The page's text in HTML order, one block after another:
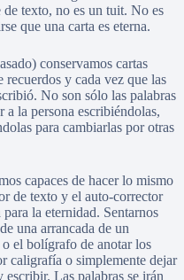
de texto, no es un tuit. No es
que una carta es eterna.
conservamos cartas
recuerdos y cada vez que las
No son sólo las palabras
la persona escribiéndolas,
para cambiarlas por otras
capaces de hacer lo mismo
de texto y el auto-corrector
la eternidad. Sentarnos
una arrancada de un
el bolígrafo de anotar los
caligrafía o simplemente dejar
Las palabras se irán